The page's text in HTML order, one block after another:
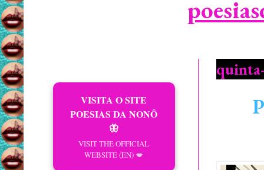
VISITA O SITE
POESIAS DA NONÔ
🦋
VISIT THE OFFICIAL
WEBSITE (EN) 💋